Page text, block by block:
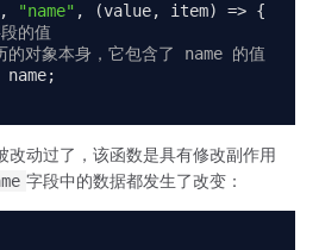
, "name" , (value, item) => {
的值
对象本身，它包含了 name 的值
name;
改动过了，该函数是具有修改副作用
字段中的数据都发生了改变：